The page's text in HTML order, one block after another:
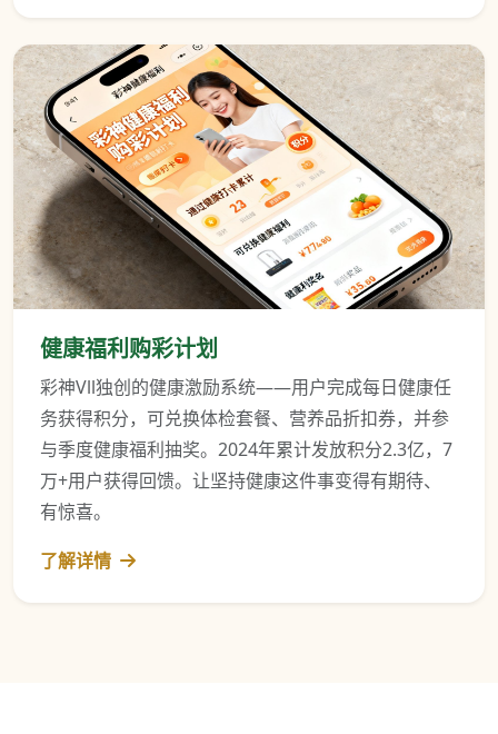
健康福利购彩计划
彩神Vll独创的健康激励系统——用户完成每日健康任
务获得积分，可兑换体检套餐、营养品折扣券，并参
与季度健康福利抽奖。2024年累计发放积分2.3亿，7
万+用户获得回馈。让坚持健康这件事变得有期待、
有惊喜。
了解详情